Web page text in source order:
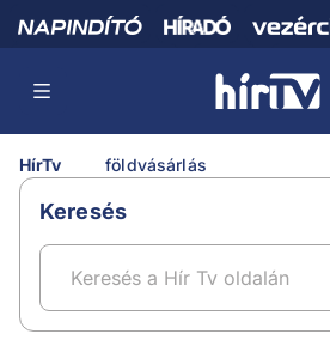
HírTv földvásárlás
Keresés